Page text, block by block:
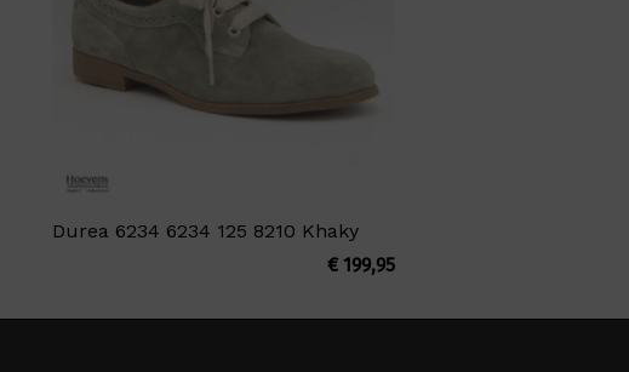
Durea 6234 6234 125 8210 Khaky
€199,95